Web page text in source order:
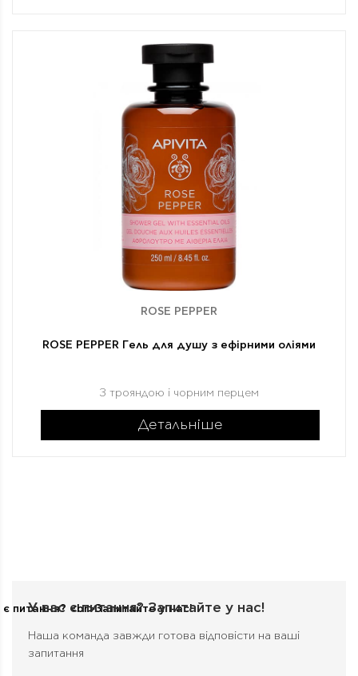
ROSE PEPPER
ROSE PEPPER Гель для душу з ефірними оліями
З трояндою і чорним перцем
Детальніше
У вас є питання?Запитайте у нас!
Наша команда завжди готова відповісти на ваші
запитання